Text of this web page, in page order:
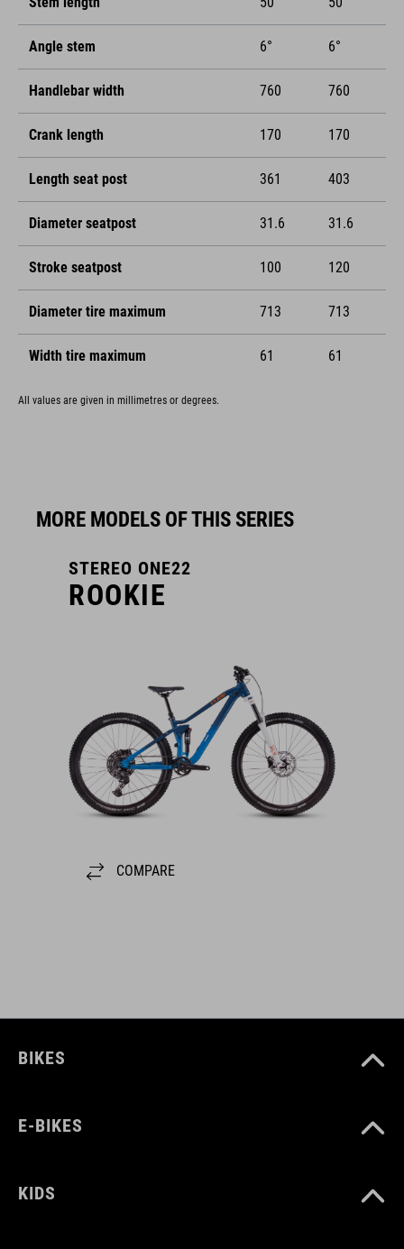
Angle stem 6° 6°
Handlebar width 760 760
Crank length 170 170
Length seat post 361 403
Diameter seatpost 31.6 31.6
Stroke seatpost 100 120
Diameter tire maximum 713 713
Width tire maximum 61 61
All values are given in millimetres or degrees.
MORE MODELS OF THIS SERIES
STEREO ONE22
ROOKIE
COMPARE
BIKES
E-BIKES
KIDS